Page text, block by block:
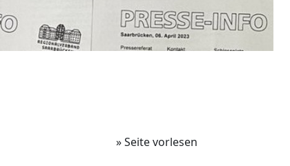
» Seite vorlesen